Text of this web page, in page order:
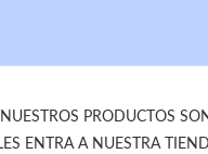
NUESTROS PRODUCTOS
ENTRA A NUESTRA